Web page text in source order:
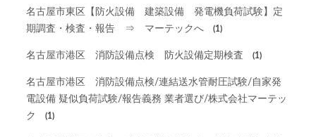
名古屋市東区【防火設備 建築設備 発電機負荷試験】定
期調査・検査・報告 ⇒ マーテックへ
(1)
名古屋市港区 消防設備点検 防火設備定期検査 (1)
名古屋市港区 消防設備点検/連結送水管耐圧試験/自家発
電設備 疑似負荷試験/報告義務 業者選び/株式会社マーテッ
ク
(1)